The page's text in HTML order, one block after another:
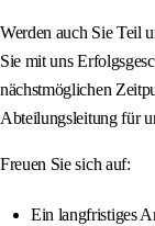
Werden auch Sie Teil
Sie mit uns
nächstmöglichen
Abteilungsleitung für
Freuen Sie sich auf:
Ein langfristiges